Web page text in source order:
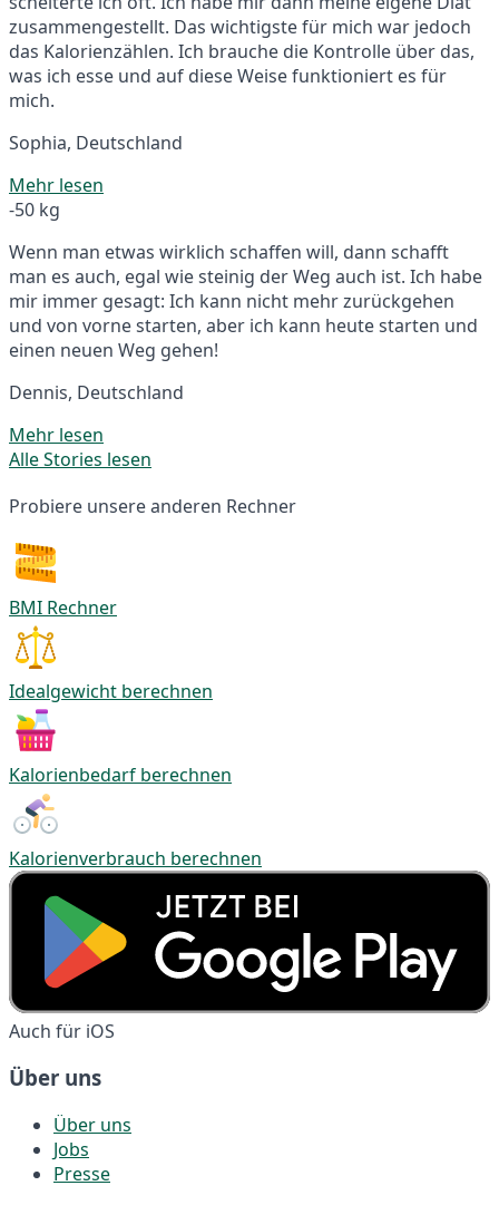
zusammengestellt. Das wichtigste für mich war jedoch
das Kalorienzählen. Ich brauche die Kontrolle über das,
was ich esse und auf diese Weise funktioniert es für
mich.
Sophia, Deutschland
Mehr lesen
-50 kg
Wenn man etwas wirklich schaffen will, dann schafft
man es auch, egal wie steinig der Weg auch ist. Ich habe
mir immer gesagt: Ich kann nicht mehr zurückgehen
und von vorne starten, aber ich kann heute starten und
einen neuen Weg gehen!
Dennis, Deutschland
Mehr lesen
Alle Stories lesen
Probiere unsere anderen Rechner
BMI Rechner
Idealgewicht berechnen
Kalorienbedarf berechnen
Kalorienverbrauch berechnen
Auch für iOS
Über uns
Über uns
Jobs
Presse